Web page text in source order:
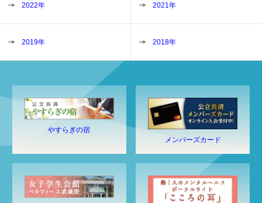
2022年 2021年
2019年 2018年
やすらぎの宿
メンバーズカード